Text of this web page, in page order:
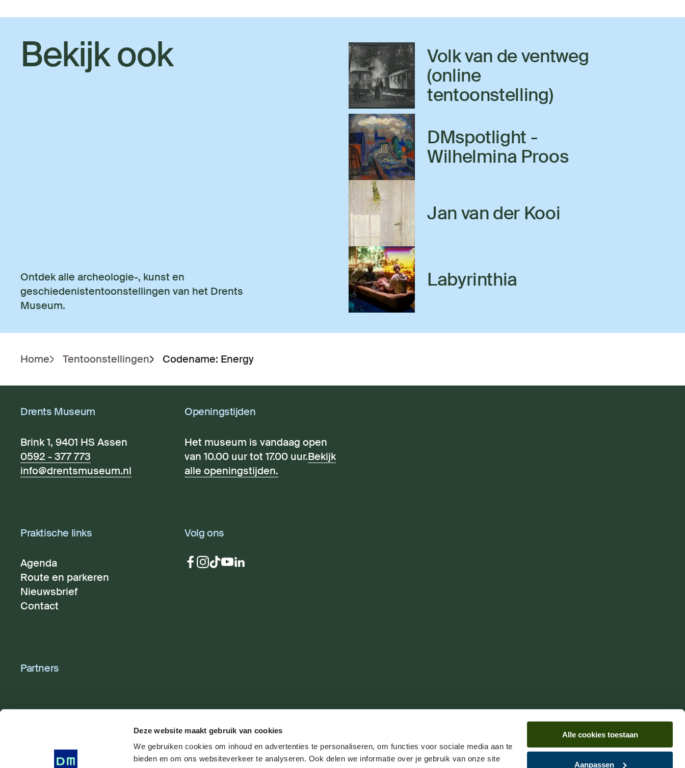
Deze website maakt gebruik van cookies
We gebruiken cookies om inhoud en advertenties te personaliseren, om functies voor sociale media aan te
bieden en om ons websiteverkeer te analyseren. Ook delen we informatie over je gebruik van onze site
Alle cookies toestaan
Aanpassen
Bekijk ook
Ontdek alle archeologie-, kunst en
geschiedenistentoonstellingen van het Drents
Museum.
Volk van de ventweg
(online
tentoonstelling)
DMspotlight -
Wilhelmina Proos
Jan van der Kooi
Labyrinthia
Home Tentoonstellingen Codename: Energy
Drents Museum
Brink 1, 9401 HS Assen
0592 - 377 773
info@drentsmuseum.nl
Openingstijden
Het museum is vandaag open
van 10.00 uur tot 17.00 uur.Bekijk
alle openingstijden.
Praktische links
Agenda
Route en parkeren
Nieuwsbrief
Contact
Volg ons
Partners